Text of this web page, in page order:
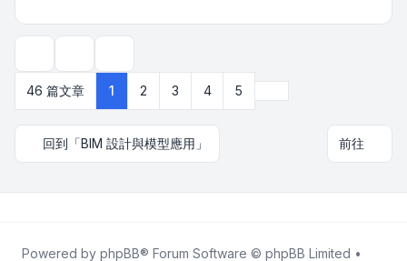
46 篇文章
1 2 3 4 5
回到「BIM 設計與模型應用」 前往
Powered by phpBB® Forum Software © phpBB Limited •